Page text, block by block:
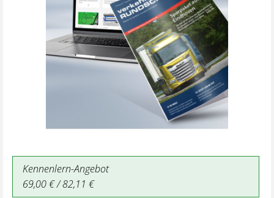
Kennenlern-Angebot
69,00 € / 82,11 €